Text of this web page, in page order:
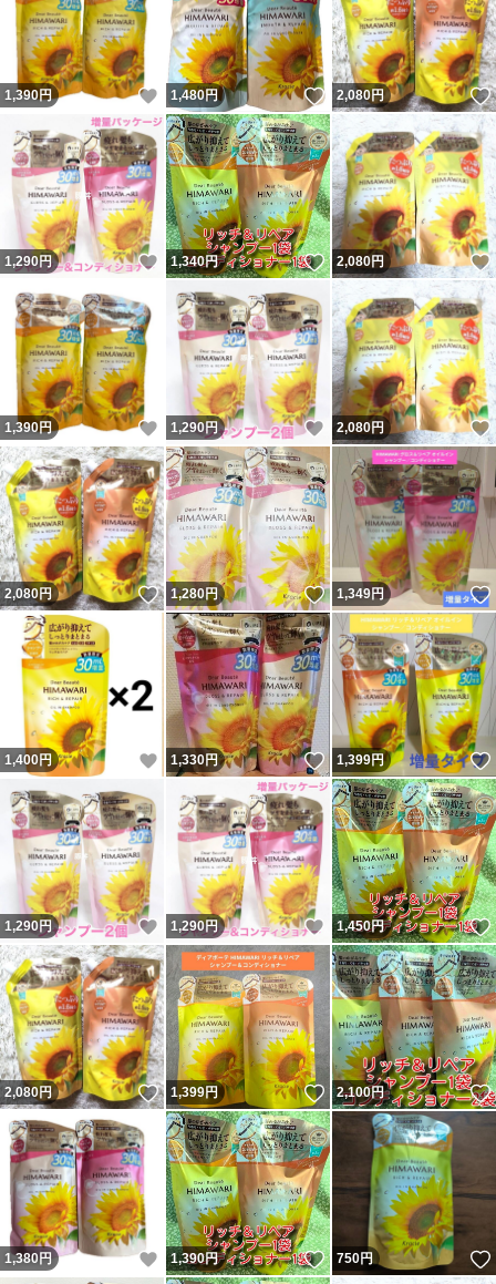
1,390円 いいね！
1,480円 いいね！
2,080円
1,290円 いいね！
1,340円 いいね！
2,080円
1,390円 いいね！
1,290円 いいね！
2,080円
2,080円 いいね！
1,280円 いいね！
1,349円
1,400円 いいね！
1,330円 いいね！
1,399円
1,290円 いいね！
1,290円 いいね！
1,450円
2,080円 いいね！
1,399円 いいね！
2,100円
1,380円 いいね！
1,390円 いいね！
750円